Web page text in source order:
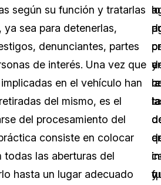
según su función y tratarlas
sea para detenerlas,
denunciantes, partes
de interés. Una vez que
en el vehículo han
del mismo, es el
del procesamiento del
consiste en colocar
todas las aberturas del
hasta un lugar adecuado
la
y
la
y